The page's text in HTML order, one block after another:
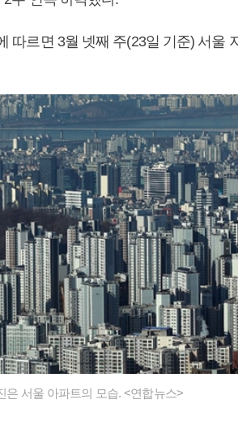
따르면 3월 넷째 주(23일 기준) 서울
서울 아파트의 모습. <연합뉴스>